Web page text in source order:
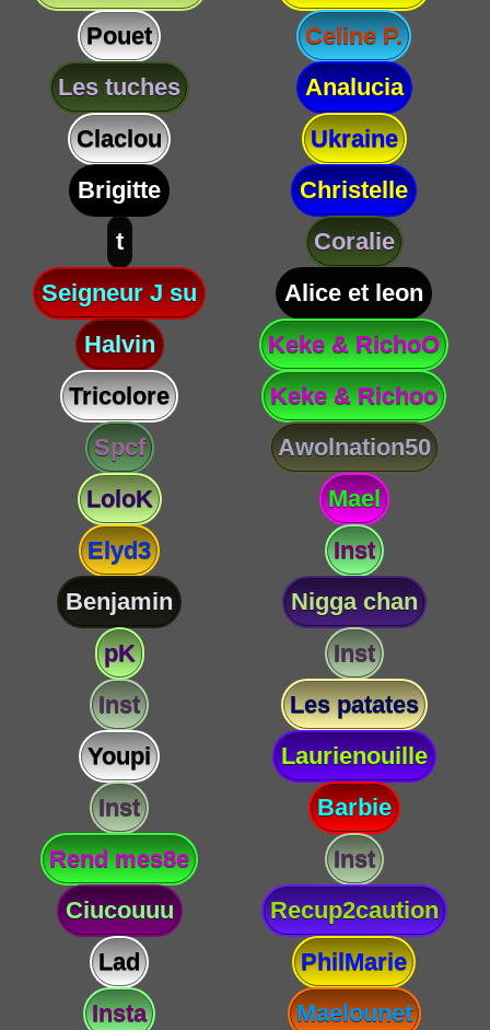
Pouet
Celine P.
Les tuches
Analucia
Claclou
Ukraine
Brigitte
Christelle
t
Coralie
Seigneur J su
Alice et leon
Halvin
Keke & RichoO
Tricolore
Keke & Richoo
Spcf
Awolnation50
LoloK
Mael
Elyd3
Inst
Benjamin
Nigga chan
pK
Inst
Inst
Les patates
Youpi
Laurienouille
Inst
Barbie
Rend mes8e
Inst
Ciucouuu
Recup2caution
Lad
PhilMarie
Insta
Maelounet